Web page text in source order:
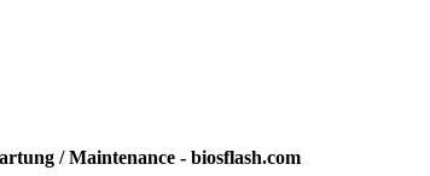
/ Maintenance - biosflash.com